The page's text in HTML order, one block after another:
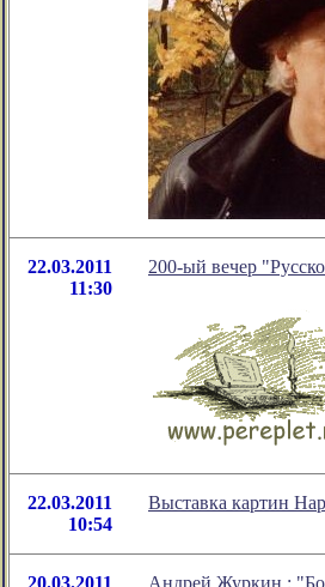
22.03.2011
11:30
200-ый вечер
22.03.2011
10:54
Выставка картин
20.03.2011
Андрей Журкин :